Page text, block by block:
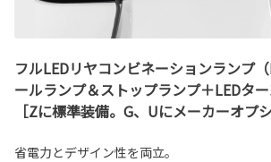
フルLEDリヤコンビネーションランプ
ールランプ＆ストップランプ＋LEDター
［Zに標準装備。G、Uにメーカーオプ
省電力とデザイン性を両立。